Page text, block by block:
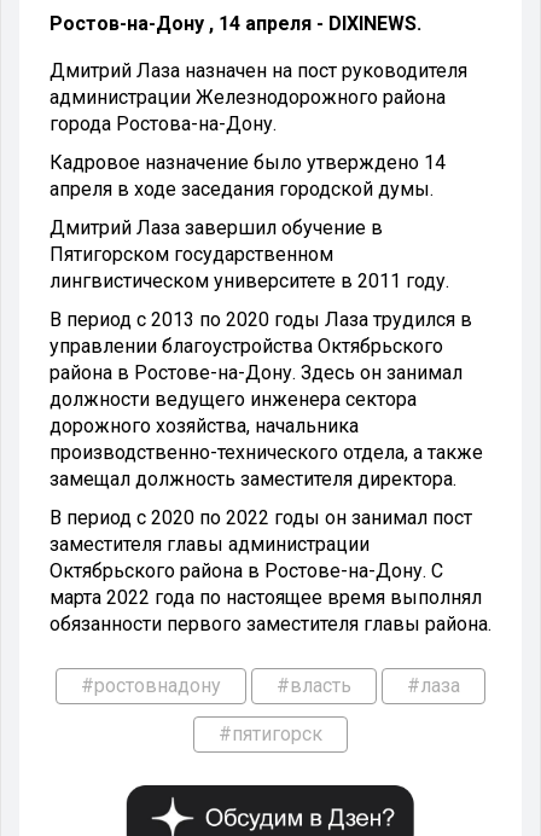
Ростов-на-Дону , 14 апреля - DIXINEWS.
Дмитрий Лаза назначен на пост руководителя
администрации Железнодорожного района
города Ростова-на-Дону.
Кадровое назначение было утверждено 14
апреля в ходе заседания городской думы.
Дмитрий Лаза завершил обучение в
Пятигорском государственном
лингвистическом университете в 2011 году.
В период с 2013 по 2020 годы Лаза трудился в
управлении благоустройства Октябрьского
района в Ростове-на-Дону. Здесь он занимал
должности ведущего инженера сектора
дорожного хозяйства, начальника
производственно-технического отдела, а также
замещал должность заместителя директора.
В период с 2020 по 2022 годы он занимал пост
заместителя главы администрации
Октябрьского района в Ростове-на-Дону. С
марта 2022 года по настоящее время выполнял
обязанности первого заместителя главы района.
#ростовнадону #власть #лаза
#пятигорск